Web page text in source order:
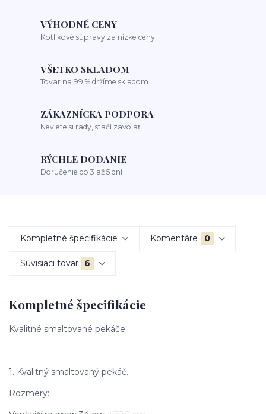
VÝHODNÉ CENY
Kotlíkové súpravy za nízke ceny
VŠETKO SKLADOM
Tovar na 99 % držíme skladom
ZÁKAZNÍCKA PODPORA
Neviete si rady, stačí zavolať
RÝCHLE DODANIE
Doručenie do 3 až 5 dní
Kompletné špecifikácie Komentáre 0
Súvisiaci tovar 6
Kompletné špecifikácie
Kvalitné smaltované pekáče.
1. Kvalitný smaltovaný pekáč.
Rozmery: